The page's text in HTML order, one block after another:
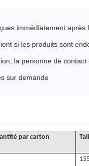
immédiatement après
si les produits sont
la personne de
sur demande
par carton